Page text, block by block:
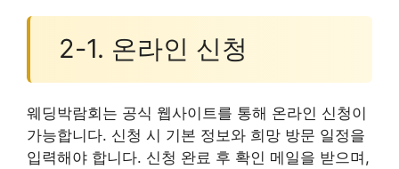
2-1. 온라인 신청
웨딩박람회는 공식 웹사이트를 통해 온라인 신청이
가능합니다. 신청 시 기본 정보와 희망 방문 일정을
입력해야 합니다. 신청 완료 후 확인 메일을 받으며,